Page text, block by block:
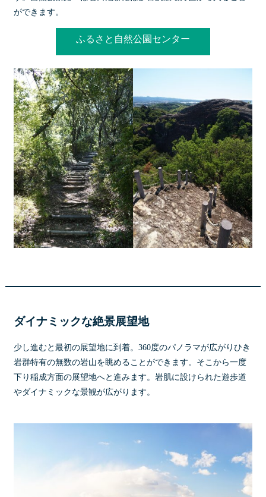
ができます。
ふるさと自然公園センター
ダイナミックな絶景展望地
少し進むと最初の展望地に到着。360度のパノラマが広がりひき
岩群特有の無数の岩山を眺めることができます。そこから一度
下り稲成方面の展望地へと進みます。岩肌に設けられた遊歩道
やダイナミックな景観が広がります。